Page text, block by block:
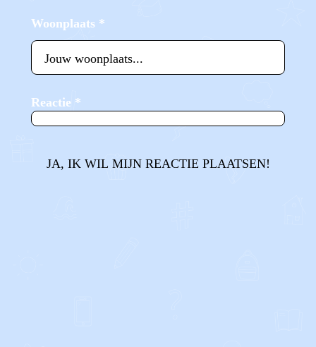
Woonplaats *
Reactie *
JA, IK WIL MIJN REACTIE PLAATSEN!